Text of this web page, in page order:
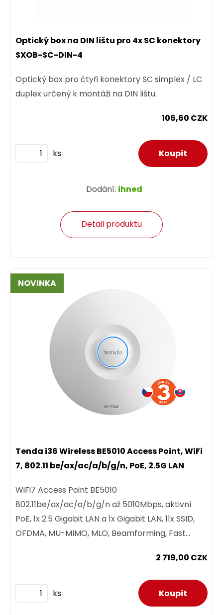
Optický box na DIN lištu pro 4x SC konektory
SXOB-SC-DIN-4
Optický box pro čtyři konektory SC simplex / LC
duplex určený k montáži na DIN lištu.
106,60 CZK
ks
Dodání: ihned
Detail produktu
NOVINKA
Tenda i36 Wireless BE5010 Access Point, WiFi
7, 802.11 be/ax/ac/a/b/g/n, PoE, 2.5G LAN
WiFi7 Access Point BE5010
802.11be/ax/ac/a/b/g/n až 5010Mbps, aktivní
PoE, 1x 2.5 Gigabit LAN a 1x Gigabit LAN, 11x SSID,
OFDMA, MU-MIMO, MLO, Beamforming, Fast
2 719,00 CZK
ks